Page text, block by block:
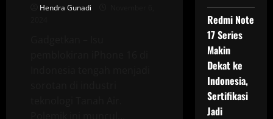
Hendra Gunadi
Redmi Note
17 Series
Makin
Dekat ke
Indonesia,
Sertifikasi
Jadi